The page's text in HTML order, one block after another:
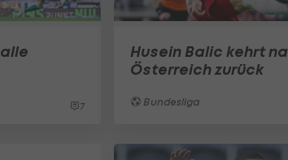
7
Husein Balic kehrt
Österreich zurück
Bundesliga